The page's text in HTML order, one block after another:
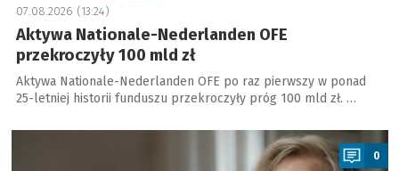
07.08.2026 (13:24)
Aktywa Nationale-Nederlanden OFE
przekroczyły 100 mld zł
Aktywa Nationale-Nederlanden OFE po raz pierwszy w ponad
25-letniej historii funduszu przekroczyły próg 100 mld zł. …
a
0